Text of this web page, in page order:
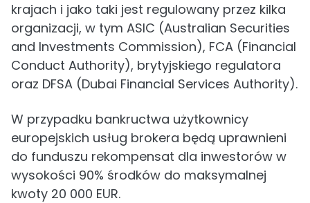
krajach i jako taki jest regulowany przez kilka
organizacji, w tym ASIC (Australian Securities
and Investments Commission), FCA (Financial
Conduct Authority), brytyjskiego regulatora
oraz DFSA (Dubai Financial Services Authority).
W przypadku bankructwa użytkownicy
europejskich usług brokera będą uprawnieni
do funduszu rekompensat dla inwestorów w
wysokości 90% środków do maksymalnej
kwoty 20 000 EUR.